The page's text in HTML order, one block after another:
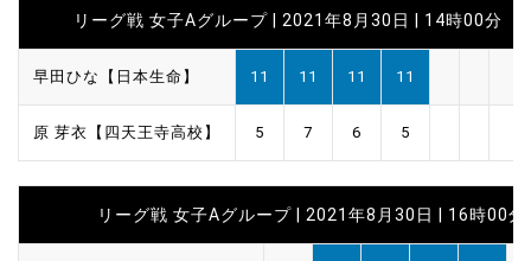
リーグ戦 女子Aグループ | 2021年8月30日 | 14時00分
早田ひな【日本生命】 11 11 11 11
原 芽衣【四天王寺高校】 5 7 6 5
リーグ戦 女子Aグループ | 2021年8月30日 | 16時00分